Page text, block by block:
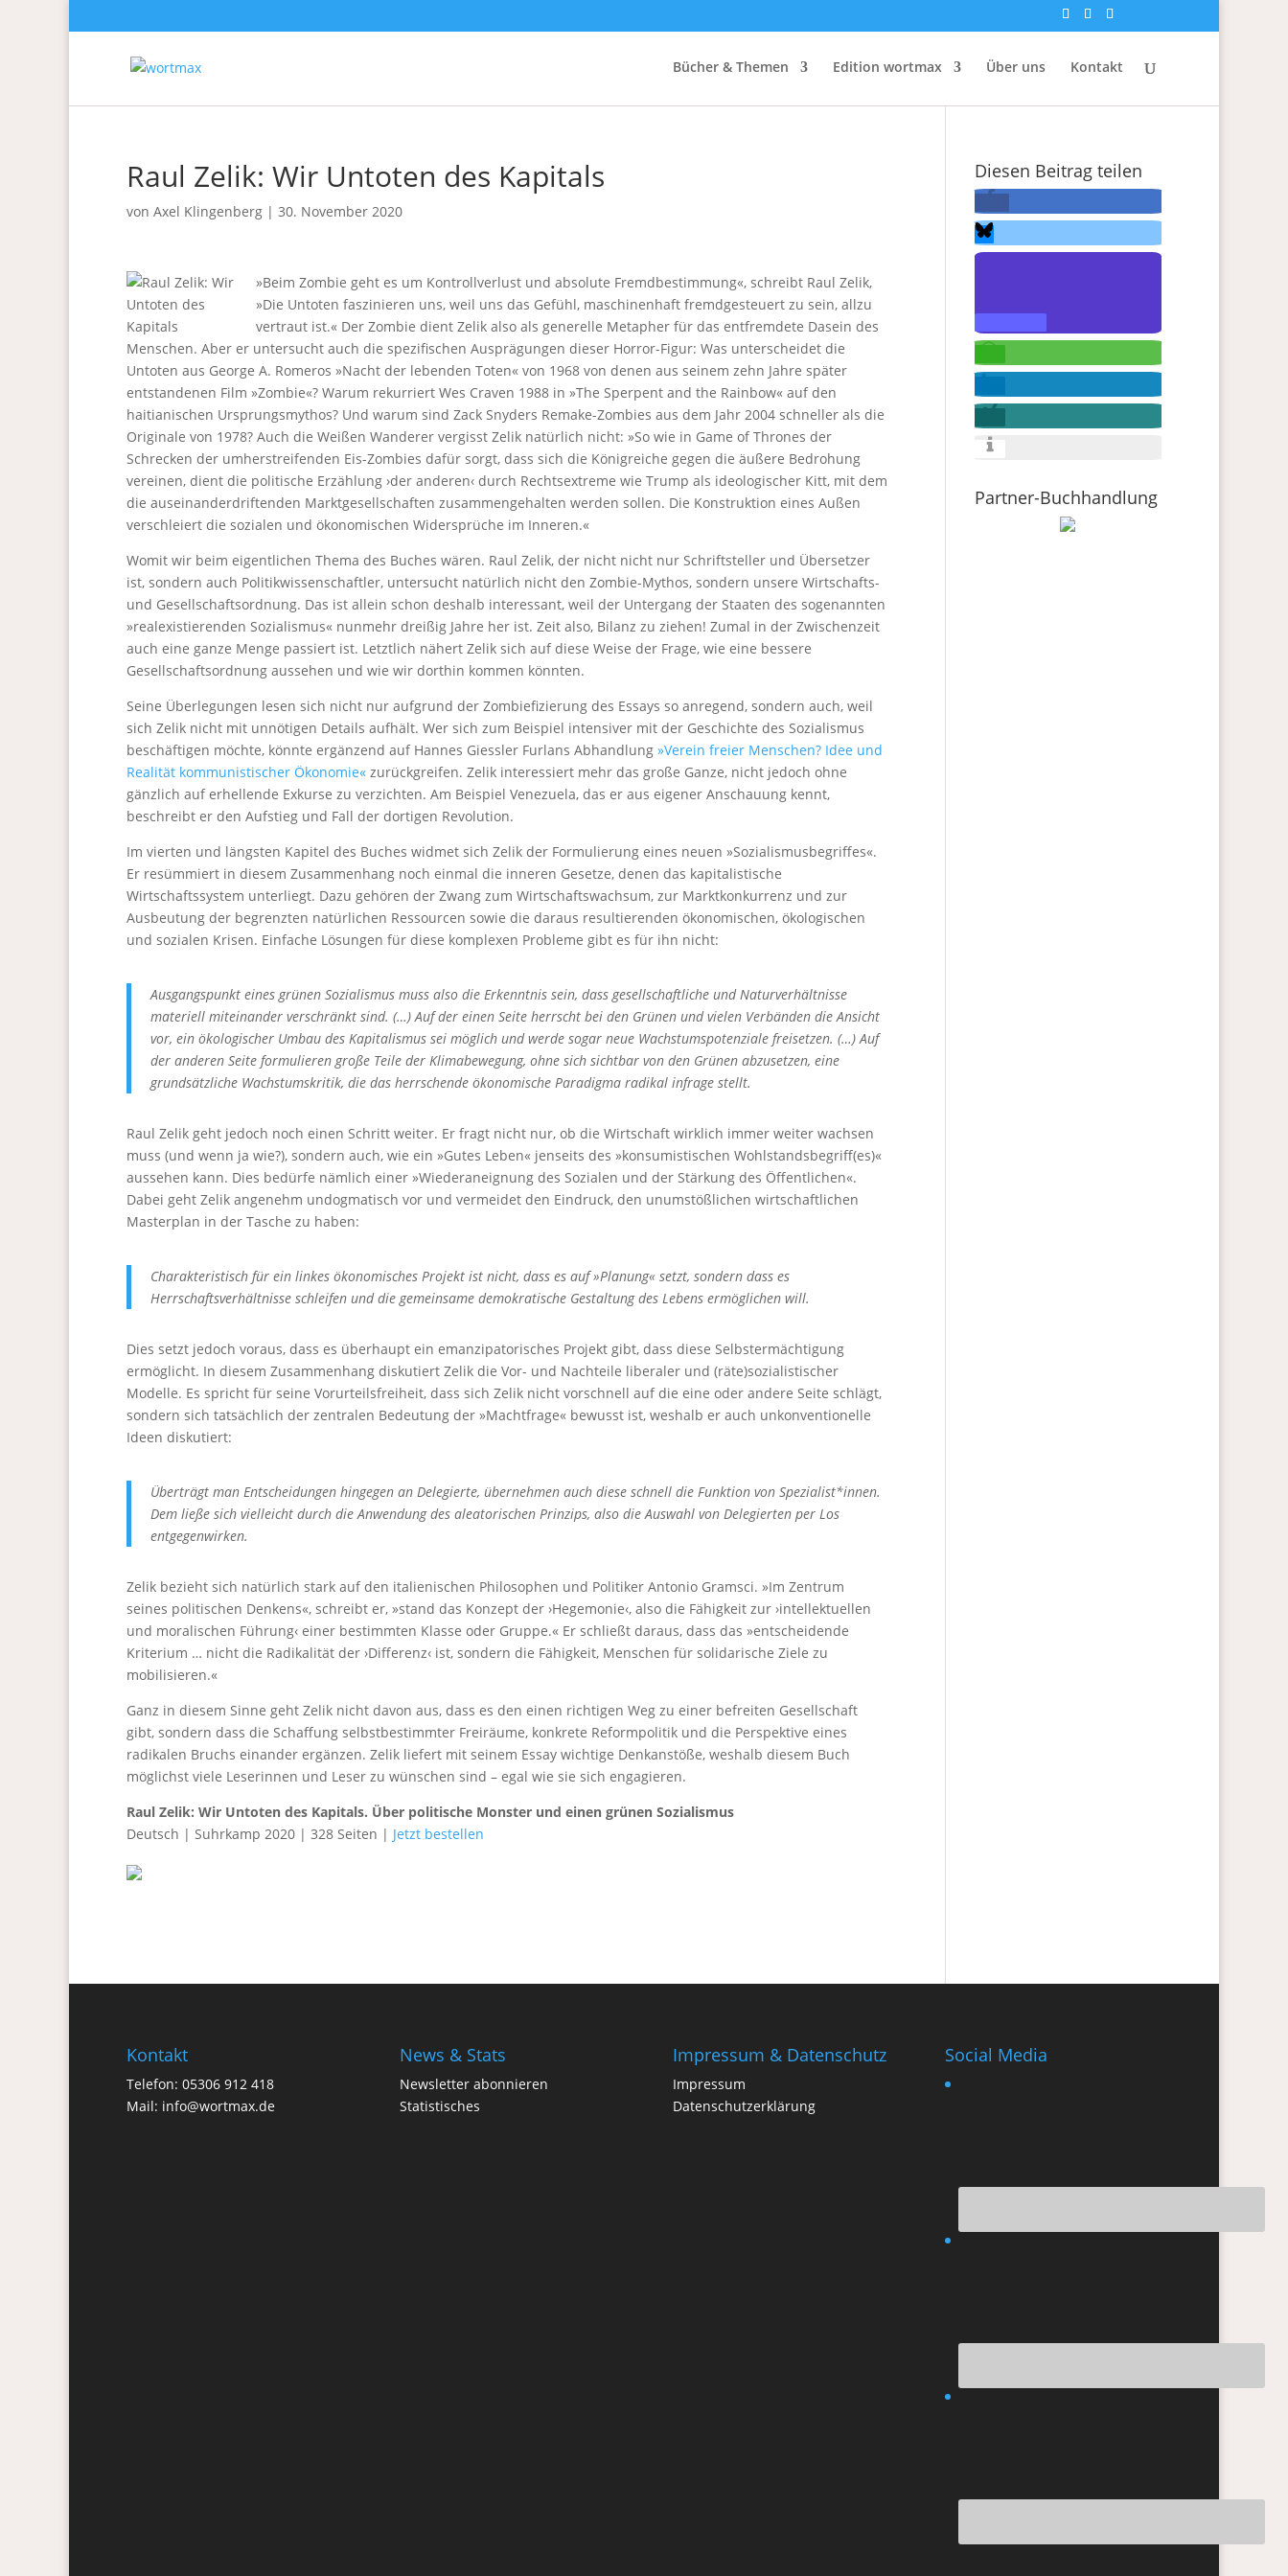
Bücher & Themen Edition wortmax Über uns Kontakt
Raul Zelik: Wir Untoten des Kapitals
von Axel Klingenberg | 30. November 2020
»Beim Zombie geht es um Kontrollverlust und absolute Fremdbestimmung«, schreibt Raul Zelik,
»Die Untoten faszinieren uns, weil uns das Gefühl, maschinenhaft fremdgesteuert zu sein, allzu
vertraut ist.« Der Zombie dient Zelik also als generelle Metapher für das entfremdete Dasein des
Menschen. Aber er untersucht auch die spezifischen Ausprägungen dieser Horror-Figur: Was unterscheidet die
Untoten aus George A. Romeros »Nacht der lebenden Toten« von 1968 von denen aus seinem zehn Jahre später
entstandenen Film »Zombie«? Warum rekurriert Wes Craven 1988 in »The Sperpent and the Rainbow« auf den
haitianischen Ursprungsmythos? Und warum sind Zack Snyders Remake-Zombies aus dem Jahr 2004 schneller als die
Originale von 1978? Auch die Weißen Wanderer vergisst Zelik natürlich nicht: »So wie in Game of Thrones der
Schrecken der umherstreifenden Eis-Zombies dafür sorgt, dass sich die Königreiche gegen die äußere Bedrohung
vereinen, dient die politische Erzählung ›der anderen‹ durch Rechtsextreme wie Trump als ideologischer Kitt, mit dem
die auseinanderdriftenden Marktgesellschaften zusammengehalten werden sollen. Die Konstruktion eines Außen
verschleiert die sozialen und ökonomischen Widersprüche im Inneren.«
Womit wir beim eigentlichen Thema des Buches wären. Raul Zelik, der nicht nicht nur Schriftsteller und Übersetzer
ist, sondern auch Politikwissenschaftler, untersucht natürlich nicht den Zombie-Mythos, sondern unsere Wirtschafts-
und Gesellschaftsordnung. Das ist allein schon deshalb interessant, weil der Untergang der Staaten des sogenannten
»realexistierenden Sozialismus« nunmehr dreißig Jahre her ist. Zeit also, Bilanz zu ziehen! Zumal in der Zwischenzeit
auch eine ganze Menge passiert ist. Letztlich nähert Zelik sich auf diese Weise der Frage, wie eine bessere
Gesellschaftsordnung aussehen und wie wir dorthin kommen könnten.
Seine Überlegungen lesen sich nicht nur aufgrund der Zombiefizierung des Essays so anregend, sondern auch, weil
sich Zelik nicht mit unnötigen Details aufhält. Wer sich zum Beispiel intensiver mit der Geschichte des Sozialismus
beschäftigen möchte, könnte ergänzend auf Hannes Giessler Furlans Abhandlung »Verein freier Menschen? Idee und
Realität kommunistischer Ökonomie« zurückgreifen. Zelik interessiert mehr das große Ganze, nicht jedoch ohne
gänzlich auf erhellende Exkurse zu verzichten. Am Beispiel Venezuela, das er aus eigener Anschauung kennt,
beschreibt er den Aufstieg und Fall der dortigen Revolution.
Im vierten und längsten Kapitel des Buches widmet sich Zelik der Formulierung eines neuen »Sozialismusbegriffes«.
Er resümmiert in diesem Zusammenhang noch einmal die inneren Gesetze, denen das kapitalistische
Wirtschaftssystem unterliegt. Dazu gehören der Zwang zum Wirtschaftswachsum, zur Marktkonkurrenz und zur
Ausbeutung der begrenzten natürlichen Ressourcen sowie die daraus resultierenden ökonomischen, ökologischen
und sozialen Krisen. Einfache Lösungen für diese komplexen Probleme gibt es für ihn nicht:
Ausgangspunkt eines grünen Sozialismus muss also die Erkenntnis sein, dass gesellschaftliche und Naturverhältnisse
materiell miteinander verschränkt sind. (…) Auf der einen Seite herrscht bei den Grünen und vielen Verbänden die Ansicht
vor, ein ökologischer Umbau des Kapitalismus sei möglich und werde sogar neue Wachstumspotenziale freisetzen. (…) Auf
der anderen Seite formulieren große Teile der Klimabewegung, ohne sich sichtbar von den Grünen abzusetzen, eine
grundsätzliche Wachstumskritik, die das herrschende ökonomische Paradigma radikal infrage stellt.
Raul Zelik geht jedoch noch einen Schritt weiter. Er fragt nicht nur, ob die Wirtschaft wirklich immer weiter wachsen
muss (und wenn ja wie?), sondern auch, wie ein »Gutes Leben« jenseits des »konsumistischen Wohlstandsbegriff(es)«
aussehen kann. Dies bedürfe nämlich einer »Wiederaneignung des Sozialen und der Stärkung des Öffentlichen«.
Dabei geht Zelik angenehm undogmatisch vor und vermeidet den Eindruck, den unumstößlichen wirtschaftlichen
Masterplan in der Tasche zu haben:
Charakteristisch für ein linkes ökonomisches Projekt ist nicht, dass es auf »Planung« setzt, sondern dass es
Herrschaftsverhältnisse schleifen und die gemeinsame demokratische Gestaltung des Lebens ermöglichen will.
Dies setzt jedoch voraus, dass es überhaupt ein emanzipatorisches Projekt gibt, dass diese Selbstermächtigung
ermöglicht. In diesem Zusammenhang diskutiert Zelik die Vor- und Nachteile liberaler und (räte)sozialistischer
Modelle. Es spricht für seine Vorurteilsfreiheit, dass sich Zelik nicht vorschnell auf die eine oder andere Seite schlägt,
sondern sich tatsächlich der zentralen Bedeutung der »Machtfrage« bewusst ist, weshalb er auch unkonventionelle
Ideen diskutiert:
Überträgt man Entscheidungen hingegen an Delegierte, übernehmen auch diese schnell die Funktion von Spezialist*innen.
Dem ließe sich vielleicht durch die Anwendung des aleatorischen Prinzips, also die Auswahl von Delegierten per Los
entgegenwirken.
Zelik bezieht sich natürlich stark auf den italienischen Philosophen und Politiker Antonio Gramsci. »Im Zentrum
seines politischen Denkens«, schreibt er, »stand das Konzept der ›Hegemonie‹, also die Fähigkeit zur ›intellektuellen
und moralischen Führung‹ einer bestimmten Klasse oder Gruppe.« Er schließt daraus, dass das »entscheidende
Kriterium … nicht die Radikalität der ›Differenz‹ ist, sondern die Fähigkeit, Menschen für solidarische Ziele zu
mobilisieren.«
Ganz in diesem Sinne geht Zelik nicht davon aus, dass es den einen richtigen Weg zu einer befreiten Gesellschaft
gibt, sondern dass die Schaffung selbstbestimmter Freiräume, konkrete Reformpolitik und die Perspektive eines
radikalen Bruchs einander ergänzen. Zelik liefert mit seinem Essay wichtige Denkanstöße, weshalb diesem Buch
möglichst viele Leserinnen und Leser zu wünschen sind – egal wie sie sich engagieren.
Raul Zelik: Wir Untoten des Kapitals. Über politische Monster und einen grünen Sozialismus
Deutsch | Suhrkamp 2020 | 328 Seiten | Jetzt bestellen
Diesen Beitrag teilen
Partner-Buchhandlung
Kontakt
Telefon: 05306 912 418
Mail: info@wortmax.de
News & Stats
Newsletter abonnieren
Statistisches
Impressum & Datenschutz
Impressum
Datenschutzerklärung
Social Media